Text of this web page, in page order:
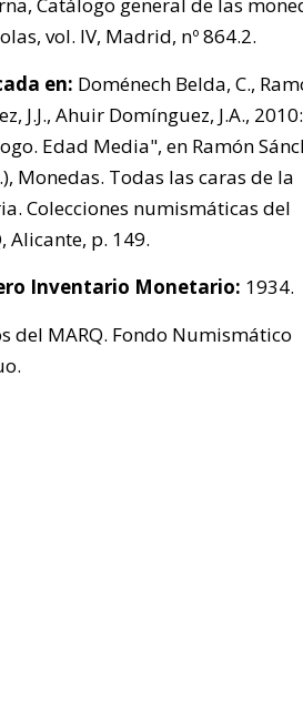
vol. IV, Madrid, nº 864.2.
en: Doménech Belda, C.,
J.J., Ahuir Domínguez, J.A., 2010:
Edad Media", en Ramón
Monedas. Todas las caras de la
Colecciones numismáticas del
Alicante, p. 149.
Inventario Monetario: 1934.
del MARQ. Fondo Numismático